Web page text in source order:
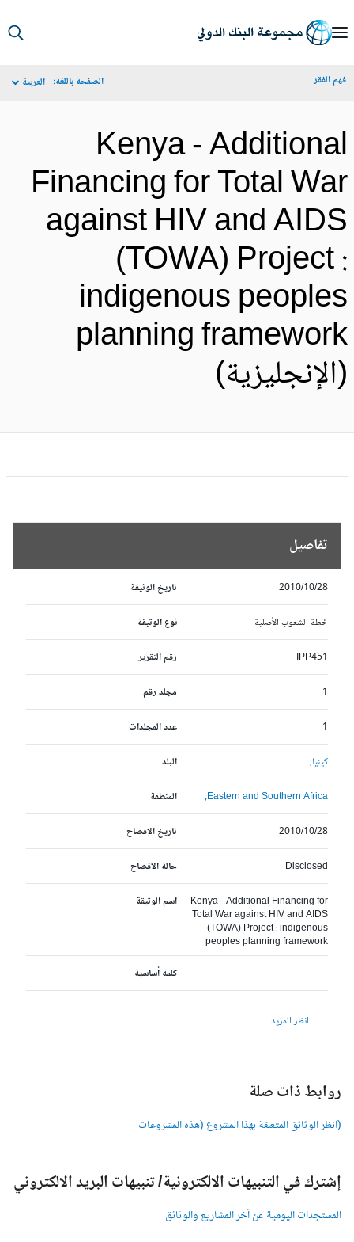
الفقر الصفحة باللغة: العربية
Kenya -
Financing for Total
against HIV and
(TOWA)
indigenous
planning
تفاصيل
تاريخ الوثيقة 2010/10/28
نوع الوثيقة خطة الشعوب الأصلية
رقم التقرير IPP451
مجلد رقم
عدد المجلدات
البلد كينيا,
المنطقة Eastern and Southern Africa,
تاريخ الإفصاح 2010/10/28
حالة الافصاح Disclosed
اسم الوثيقة
Kenya - Additional Financing for
Total War against HIV and AIDS
(TOWA) Project : indigenous
peoples planning framework
كلمة أساسية
انظر المزيد
روابط ذات صلة
(انظر الوثائق المتعلقة بهذا المشروع (هذه المشروعات
إشترك في التنبيهات الالكترونية/ تنبيهات البريد الالكتروني
المستجدات اليومية عن آخر المشاريع والوثائق